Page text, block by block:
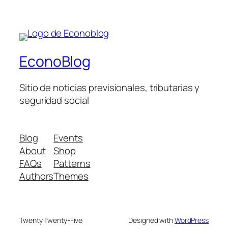
EconoBlog
Sitio de noticias previsionales, tributarias y
seguridad social
Blog
About
FAQs
Authors
Events
Shop
Patterns
Themes
Twenty Twenty-Five Designed withWordPress